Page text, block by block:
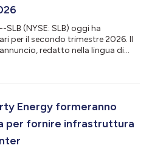
SLB (NYSE: SLB) oggi ha
per il secondo trimestre 2026. Il
redatto nella lingua di
l'unico giuridicamente valido....
Energy formeranno
per fornire infrastruttura